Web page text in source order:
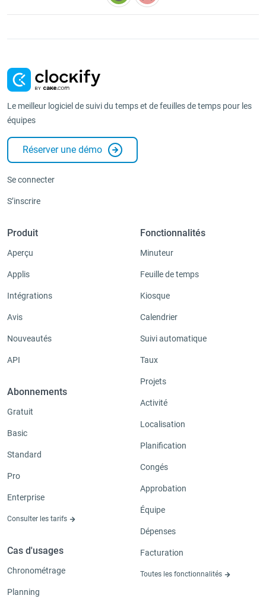
Le meilleur logiciel de suivi du temps et de feuilles de temps pour les
équipes
Réserver une démo
Se connecter
S’inscrire
Produit
Aperçu
Applis
Intégrations
Avis
Nouveautés
API
Abonnements
Gratuit
Basic
Standard
Pro
Enterprise
Consulter les tarifs
Cas d'usages
Chronométrage
Planning
Fonctionnalités
Minuteur
Feuille de temps
Kiosque
Calendrier
Suivi automatique
Taux
Projets
Activité
Localisation
Planification
Congés
Approbation
Équipe
Dépenses
Facturation
Toutes les fonctionnalités